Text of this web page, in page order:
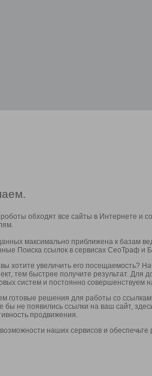
обходят все сайты в Интернете и
максимально приближена к базам
Поиска ссылок в сервисах СеоТраф и
вы хотите увеличить его посещаемость?
тем быстрее получите результат.
систем и постоянно совершенствуем
готовые решения для работы со
бы не появились ссылки на ваш сайт,
продвижения.
наших сервисов и обеспечьте